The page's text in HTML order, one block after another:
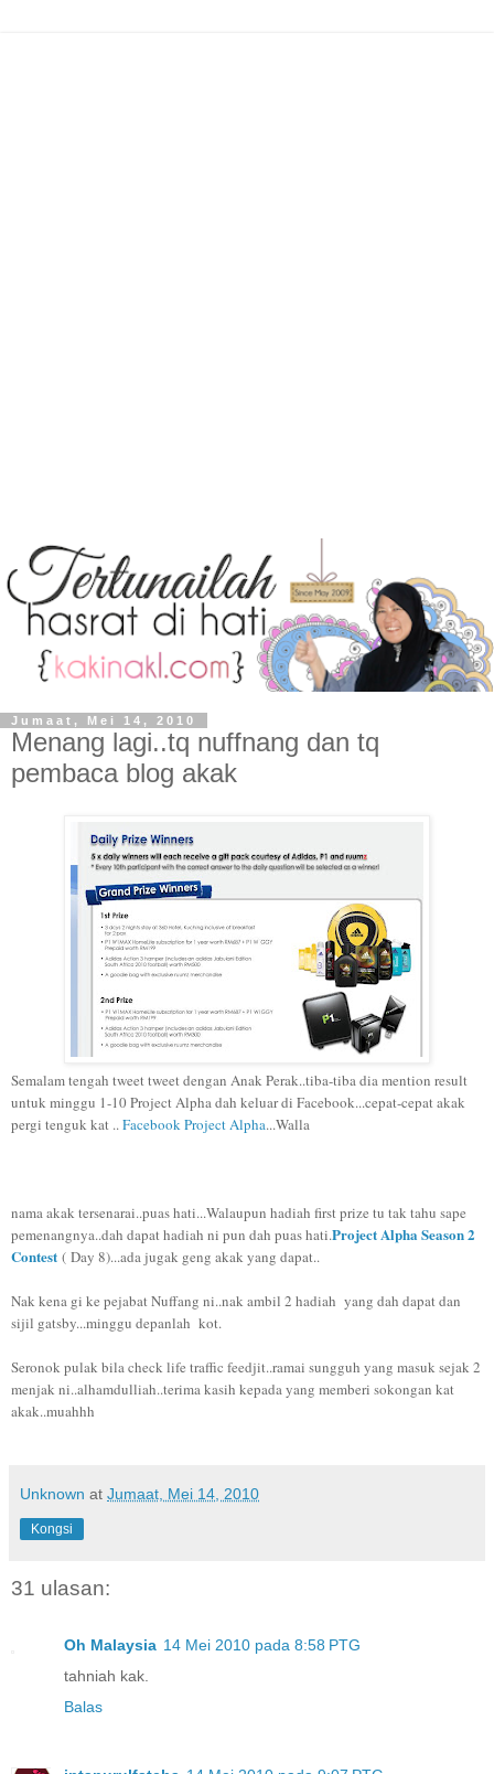
Jumaat, Mei 14, 2010
Menang lagi..tq nuffnang dan tq
pembaca blog akak
Semalam tengah tweet tweet dengan Anak Perak..tiba-tiba dia mention result
untuk minggu 1-10 Project Alpha dah keluar di Facebook...cepat-cepat akak
pergi tenguk kat ..Facebook Project Alpha...Walla
nama akak tersenarai..puas hati...Walaupun hadiah first prize tu tak tahu sape
pemenangnya..dah dapat hadiah ni pun dah puas hati.Project Alpha Season 2
Contest ( Day 8)...ada jugak geng akak yang dapat..
Nak kena gi ke pejabat Nuffang ni..nak ambil 2 hadiah yang dah dapat dan
sijil gatsby...minggu depanlah kot.
Seronok pulak bila check life traffic feedjit..ramai sungguh yang masuk sejak 2
menjak ni..alhamdulliah..terima kasih kepada yang memberi sokongan kat
akak..muahhh
Unknown at Jumaat, Mei 14, 2010
Kongsi
31 ulasan:
Oh Malaysia 14 Mei 2010 pada 8:58 PTG
tahniah kak.
Balas